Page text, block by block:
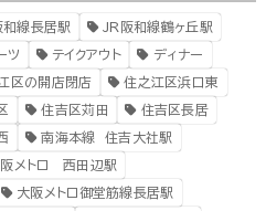
和線長居駅 JR阪和線鶴ヶ丘駅
ツ テイクアウト ディナー
区の開店閉店 住之江区浜口東
住吉区苅田 住吉区長居
南海本線 住吉大社駅
メトロ 西田辺駅
大阪メトロ御堂筋線長居駅